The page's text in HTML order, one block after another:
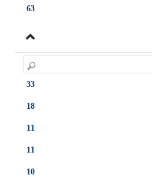
63
33
18
11
11
10